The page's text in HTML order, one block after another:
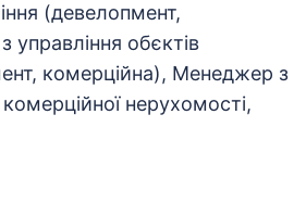
(девелопмент,
управління обєктів
комерційна), Менеджер з
нерухомості,